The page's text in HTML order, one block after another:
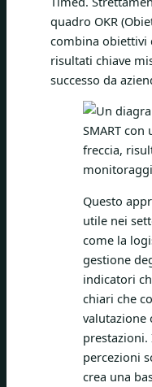
quadro OKR
combina obiettivi
risultati chiave
successo da
Questo
utile nei
come la
gestione
indicatori
chiari che
valutazione
prestazioni.
percezioni
crea una